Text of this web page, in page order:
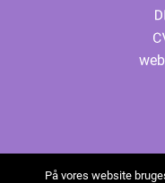
På vores website